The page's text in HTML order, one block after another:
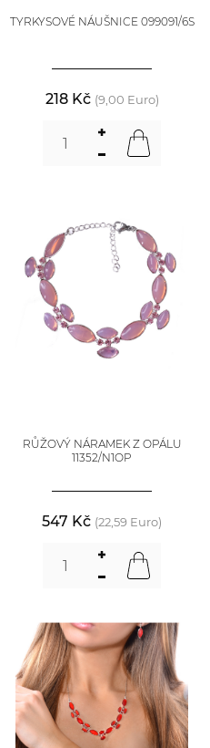
TYRKYSOVÉ NÁUŠNICE 099091/6S
218 Kč (9,00 Euro)
RŮŽOVÝ NÁRAMEK Z OPÁLU
11352/N1OP
547 Kč (22,59 Euro)